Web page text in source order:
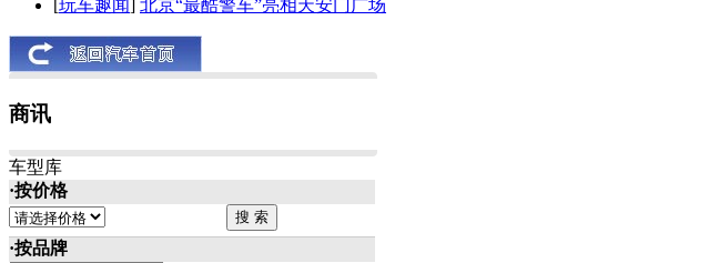
[玩车趣闻] 北京“最酷警车”亮相天安门广场
商讯
车型库
·按价格
·按品牌